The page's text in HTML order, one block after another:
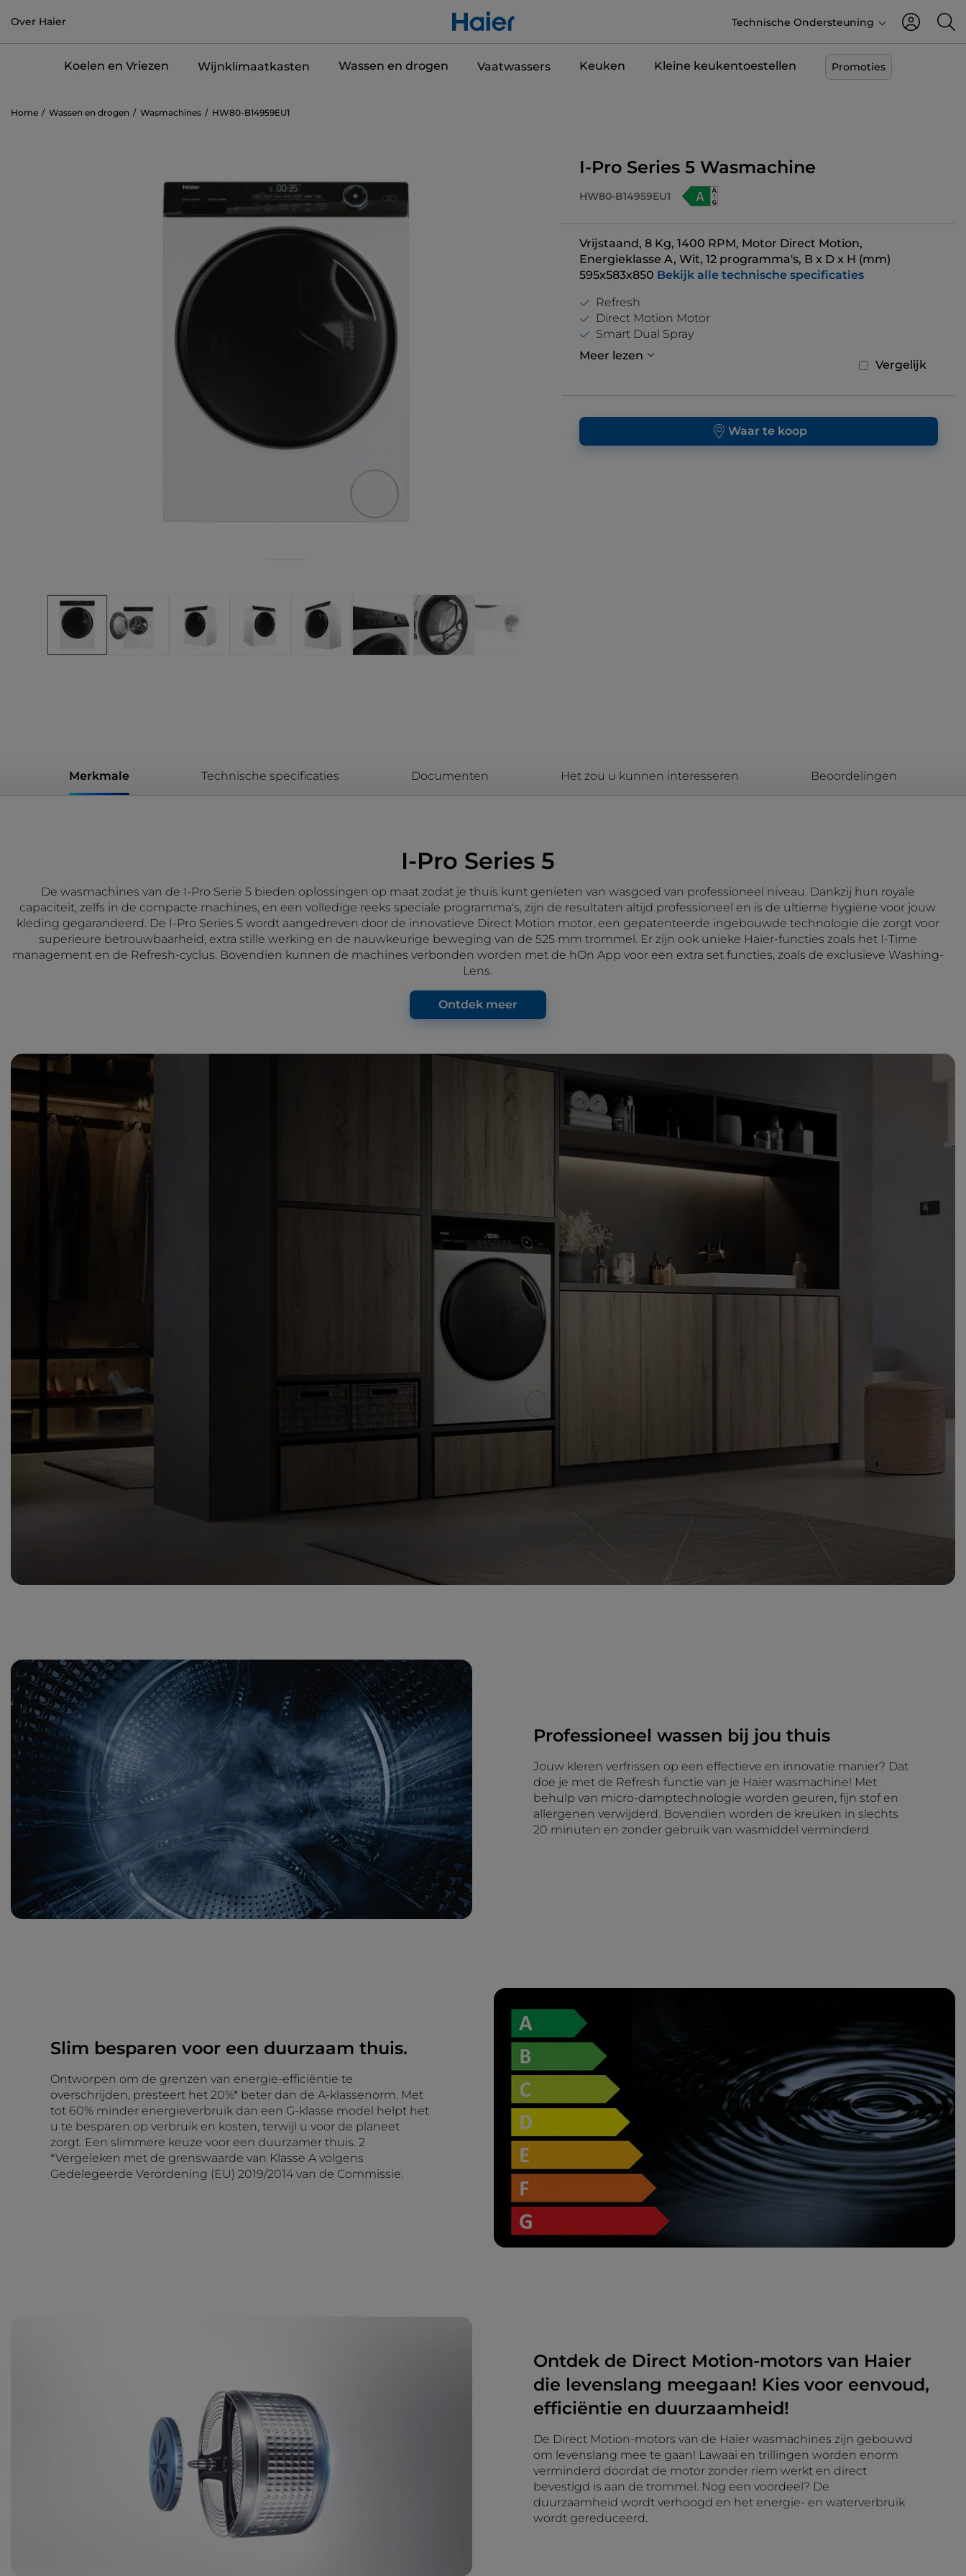
Over Haier Technische Ondersteuning
Koelen en Vriezen Wijnklimaatkasten Wassen en drogen Vaatwassers Keuken Kleine keukentoestellen Promoties
Home Wassen en drogen Wasmachines HW80-B14959EU1
I-Pro Series 5 Wasmachine
HW80-B14959EU1
Vrijstaand, 8 Kg, 1400 RPM, Motor Direct Motion,
Energieklasse A, Wit, 12 programma's, B x D x H (mm)
595x583x850 Bekijk alle technische specificaties
Vergelijk
Refresh
Direct Motion Motor
Smart Dual Spray
Meer lezen
Waar te koop
Merkmale Technische specificaties Documenten Het zou u kunnen interesseren Beoordelingen
I-Pro Series 5
De wasmachines van de I-Pro Serie 5 bieden oplossingen op maat zodat je thuis kunt genieten van wasgoed van professioneel niveau. Dankzij hun royale
capaciteit, zelfs in de compacte machines, en een volledige reeks speciale programma's, zijn de resultaten altijd professioneel en is de ultieme hygiëne voor jouw
kleding gegarandeerd. De I-Pro Series 5 wordt aangedreven door de innovatieve Direct Motion motor, een gepatenteerde ingebouwde technologie die zorgt voor
superieure betrouwbaarheid, extra stille werking en de nauwkeurige beweging van de 525 mm trommel. Er zijn ook unieke Haier-functies zoals het I-Time
management en de Refresh-cyclus. Bovendien kunnen de machines verbonden worden met de hOn App voor een extra set functies, zoals de exclusieve Washing-
Lens.
Ontdek meer
Professioneel wassen bij jou thuis
Jouw kleren verfrissen op een effectieve en innovatie manier? Dat
doe je met de Refresh functie van je Haier wasmachine! Met
behulp van micro-damptechnologie worden geuren, fijn stof en
allergenen verwijderd. Bovendien worden de kreuken in slechts
20 minuten en zonder gebruik van wasmiddel verminderd.
Slim besparen voor een duurzaam thuis.
Ontworpen om de grenzen van energie-efficiëntie te
overschrijden, presteert het 20%* beter dan de A-klassenorm. Met
tot 60% minder energieverbruik dan een G-klasse model helpt het
u te besparen op verbruik en kosten, terwijl u voor de planeet
zorgt. Een slimmere keuze voor een duurzamer thuis. 2
*Vergeleken met de grenswaarde van Klasse A volgens
Gedelegeerde Verordening (EU) 2019/2014 van de Commissie.
Ontdek de Direct Motion-motors van Haier
die levenslang meegaan! Kies voor eenvoud,
efficiëntie en duurzaamheid!
De Direct Motion-motors van de Haier wasmachines zijn gebouwd
om levenslang mee te gaan! Lawaai en trillingen worden enorm
verminderd doordat de motor zonder riem werkt en direct
bevestigd is aan de trommel. Nog een voordeel? De
duurzaamheid wordt verhoogd en het energie- en waterverbruik
wordt gereduceerd.